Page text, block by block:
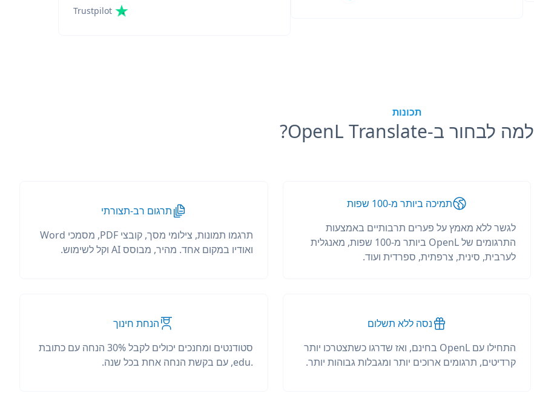
Trustpilot
תכונות
למה לבחור ב-OpenL Translate?
תמיכה ביותר מ-100 שפות
לגשר ללא מאמץ על פערים תרבותיים באמצעות
התרגומים של OpenL ביותר מ-100 שפות, מאנגלית
לערבית, סינית, צרפתית, ספרדית ועוד.
תרגום רב-תצורתי
תרגמו תמונות, צילומי מסך, קובצי PDF, מסמכי Word
ואודיו במקום אחד. מהיר, מבוסס AI וקל לשימוש.
נסה ללא תשלום
התחילו עם OpenL בחינם, ואז שדרגו כשתצטרכו יותר
קרדיטים, תרגומים ארוכים יותר ומגבלות גבוהות יותר.
הנחת חינוך
סטודנטים ומחנכים יכולים לקבל 30% הנחה עם כתובת
.edu, עם בקשת הנחה אחת בכל שנה.